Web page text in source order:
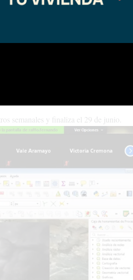
de Producción e Industria, la
a partir de la demanda concreta
y ganadería, entre otros.
de Ciencias Agrarias de la
semanales y finaliza el 29 de junio.